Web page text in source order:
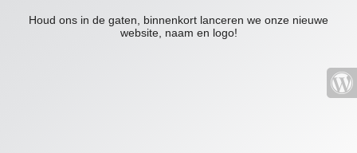
Houd ons in de gaten, binnenkort lanceren we onze nieuwe
website, naam en logo!